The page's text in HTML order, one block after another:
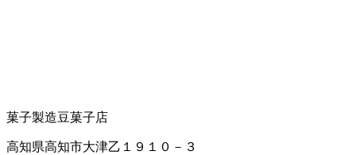
菓子製造豆菓子店
高知県高知市大津乙１９１０－３